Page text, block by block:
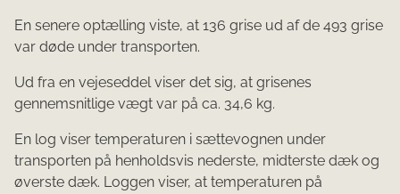
En senere optælling viste, at 136 grise ud af de 493 grise
var døde under transporten.
Ud fra en vejeseddel viser det sig, at grisenes
gennemsnitlige vægt var på ca. 34,6 kg.
En log viser temperaturen i sættevognen under
transporten på henholdsvis nederste, midterste dæk og
øverste dæk. Loggen viser, at temperaturen på